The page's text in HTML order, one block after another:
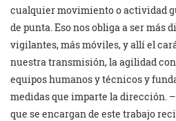
cualquier movimiento o actividad
de punta. Eso nos obliga a ser más
vigilantes, más móviles, y allí el
nuestra transmisión, la agilidad
equipos humanos y técnicos y
medidas que imparte la dirección.
que se encargan de este trabajo